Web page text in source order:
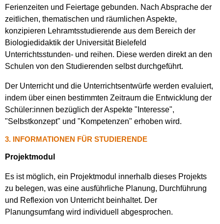
Ferienzeiten und Feiertage gebunden. Nach Absprache der
zeitlichen, thematischen und räumlichen Aspekte,
konzipieren Lehramtsstudierende aus dem Bereich der
Biologiedidaktik der Universität Bielefeld
Unterrichtsstunden- und reihen. Diese werden direkt an den
Schulen von den Studierenden selbst durchgeführt.
Der Unterricht und die Unterrichtsentwürfe werden evaluiert,
indem über einen bestimmten Zeitraum die Entwicklung der
Schüler:innen bezüglich der Aspekte "Interesse",
"Selbstkonzept" und "Kompetenzen" erhoben wird.
3. INFORMATIONEN FÜR STUDIERENDE
Projektmodul
Es ist möglich, ein Projektmodul innerhalb dieses Projekts
zu belegen, was eine ausführliche Planung, Durchführung
und Reflexion von Unterricht beinhaltet. Der
Planungsumfang wird individuell abgesprochen.